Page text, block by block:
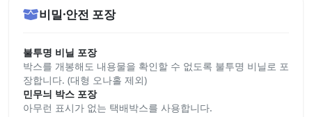
비밀·안전 포장
불투명 비닐 포장
박스를 개봉해도 내용물을 확인할 수 없도록 불투명 비닐로 포
장합니다. (대형 오나홀 제외)
민무늬 박스 포장
아무런 표시가 없는 택배박스를 사용합니다.